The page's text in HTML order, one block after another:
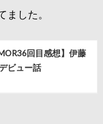
した。
回目感想】伊藤
ビュー話